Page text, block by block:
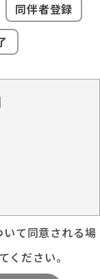
同伴者登録
て同意される場
ください。